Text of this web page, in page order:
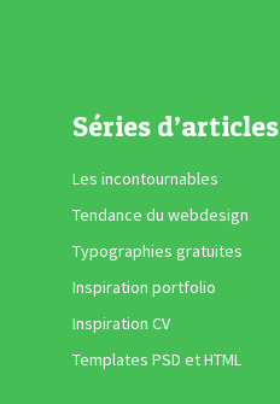
Séries d’articles
Les incontournables
Tendance du webdesign
Typographies gratuites
Inspiration portfolio
Inspiration CV
Templates PSD et HTML